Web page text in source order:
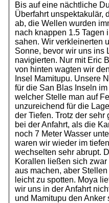
Bis auf eine nächtliche
Überfahrt unspektakulär,
ab, die Wellen wurden
nach knappen 1.5 Tagen
sahen. Wir verkleinerten
Sonne, bevor wir uns ins
navigierten. Nur mit Eric
von hinten wagten wir
Insel Mamitupu. Unsere
für die San Blas Inseln
welcher Stelle man auf
unzureichend für die
der Tiefen. Trotz der
bei der Anfahrt, als die
noch 7 Meter Wasser
waren wir wieder im
wechselten sehr abrupt.
Korallen ließen sich
aus machen, aber
leicht zu spotten. Moya
wir uns in der Anfahrt
und Mamitupu den Anker